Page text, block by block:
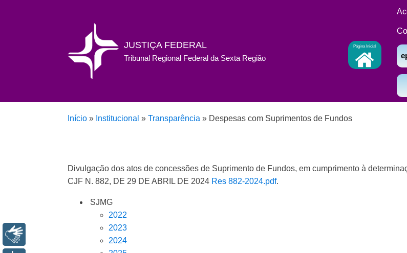
JUSTIÇA FEDERAL
Tribunal Regional Federal da Sexta Região
Página Inicial
Início » Institucional » Transparência » Despesas com Suprimentos de Fundos
Divulgação dos atos de concessões de Suprimento de Fundos, em cumprimento à
CJF N. 882, DE 29 DE ABRIL DE 2024 Res 882-2024.pdf.
SJMG
2022
2023
2024